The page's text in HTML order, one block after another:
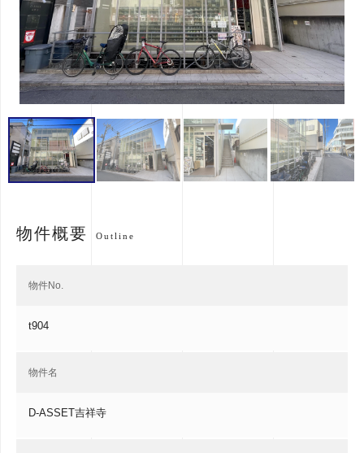
物件概要 Outline
物件No.
t904
物件名
D-ASSET吉祥寺